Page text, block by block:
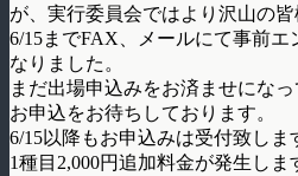
が、実行委員会ではより沢山の皆
6/15までFAX、メールにて事前
なりました。
まだ出場申込みをお済ませにな
お申込をお待ちしております。
6/15以降もお申込みは受付致し
1種目2,000円追加料金が発生しま